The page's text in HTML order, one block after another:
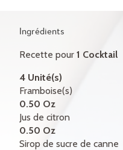
LES COCKTAILS
CERTIFICATS-CADEAUX
ENGLISH
Ingrédients
Recette pour 1 Cocktail
4 Unité(s)
Framboise(s)
0.50 Oz
Jus de citron
0.50 Oz
Sirop de sucre de canne